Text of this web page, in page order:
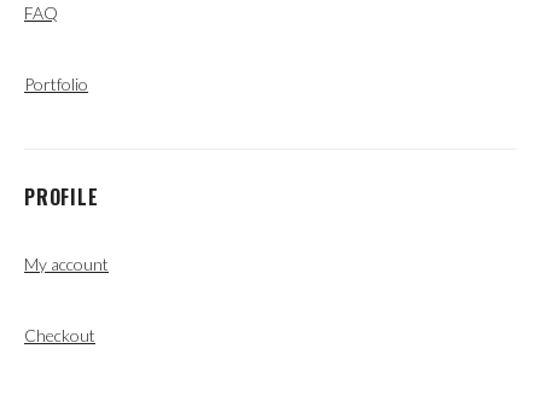
FAQ
Portfolio
PROFILE
My account
Checkout